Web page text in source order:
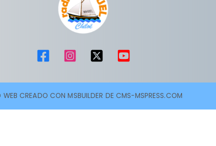
WEB CREADO CON MSBUILDER DE CMS-MSPRESS.COM